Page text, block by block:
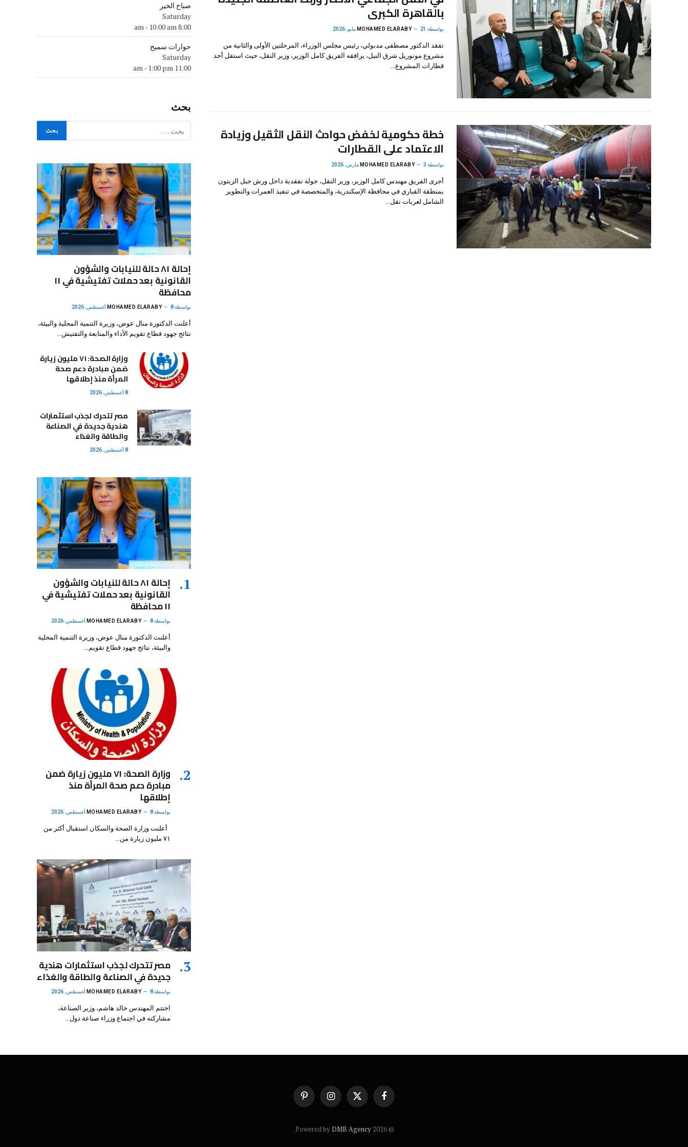
بالقاهرة الكبرى
بواسطة MOHAMED ELARABY 21 مايو، 2026
تفقد الدكتور مصطفى مدبولي، رئيس مجلس الوزراء، المرحلتين الأولى والثانية من
مشروع مونوريل شرق النيل، يرافقه الفريق كامل الوزير، وزير النقل، حيث استقل أحد
قطارات المشروع…
خطة حكومية لخفض حوادث النقل الثقيل وزيادة
الاعتماد على القطارات
بواسطة MOHAMED ELARABY 3 مارس، 2026
أجرى الفريق مهندس كامل الوزير، وزير النقل، جولة تفقدية داخل ورش جبل الزيتون
بمنطقة القباري في محافظة الإسكندرية، والمتخصصة في تنفيذ العمرات والتطوير
الشامل لعربات نقل…
صباح الخير
Saturday
8:00 am
- 10:00 am
حوارات سميح
Saturday
11:00 am
- 1:00 pm
بحث
إحالة ٨١ حالة للنيابات والشؤون
القانونية بعد حملات تفتيشية في ١١
محافظة
بواسطة MOHAMED ELARABY 8 أغسطس، 2026
أعلنت الدكتورة منال عوض، وزيرة التنمية المحلية والبيئة،
نتائج جهود قطاع تقويم الأداء والمتابعة والتفتيش…
وزارة الصحة: ٧١ مليون زيارة
ضمن مبادرة دعم صحة
المرأة منذ إطلاقها
8 أغسطس، 2026
مصر تتحرك لجذب استثمارات
هندية جديدة في الصناعة
والطاقة والغذاء
8 أغسطس، 2026
إحالة ٨١ حالة للنيابات والشؤون
القانونية بعد حملات تفتيشية في
١١ محافظة
بواسطة MOHAMED ELARABY 8 أغسطس، 2026
أعلنت الدكتورة منال عوض، وزيرة التنمية المحلية
والبيئة، نتائج جهود قطاع تقويم…
وزارة الصحة: ٧١ مليون زيارة ضمن
مبادرة دعم صحة المرأة منذ
إطلاقها
بواسطة MOHAMED ELARABY 8 أغسطس، 2026
أعلنت وزارة الصحة والسكان استقبال أكثر من
٧١ مليون زيارة من…
مصر تتحرك لجذب استثمارات هندية
جديدة في الصناعة والطاقة والغذاء
بواسطة MOHAMED ELARABY 8 أغسطس، 2026
اختتم المهندس خالد هاشم، وزير الصناعة،
مشاركته في اجتماع وزراء صناعة دول…
فيسبوك
X
(Twitter)
الانستغرامبينتيريست
© 2026 Powered by
DMB Agency
.